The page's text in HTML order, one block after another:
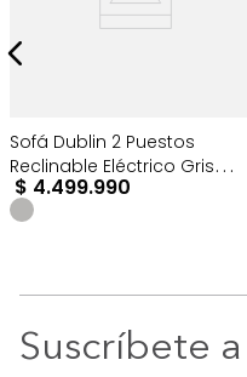
Sofá Dublin 2 Puestos
Reclinable Eléctrico Gris
Oscuro
$ 4.499.990
Suscríbete a